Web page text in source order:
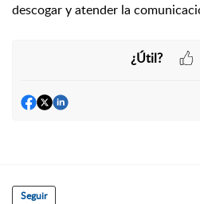
descogar y atender la
¿Útil?
Seguir